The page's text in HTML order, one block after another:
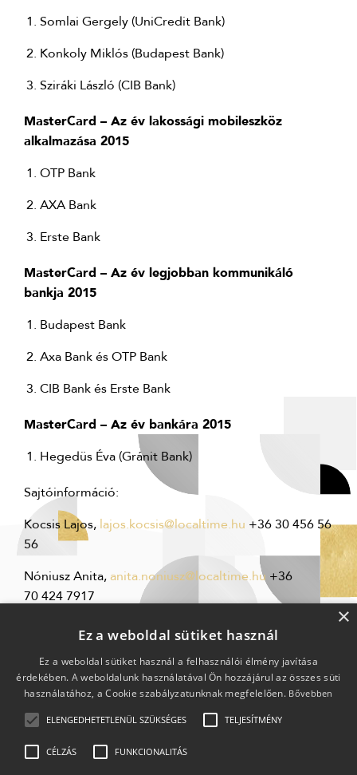
Somlai Gergely (UniCredit Bank)
Konkoly Miklós (Budapest Bank)
Sziráki László (CIB Bank)
MasterCard – Az év lakossági mobileszköz
alkalmazása 2015
OTP Bank
AXA Bank
Erste Bank
MasterCard – Az év legjobban kommunikáló
bankja 2015
Budapest Bank
Axa Bank és OTP Bank
CIB Bank és Erste Bank
MasterCard – Az év bankára 2015
Hegedüs Éva (Gránit Bank)
Sajtóinformáció:
Kocsis Lajos, lajos.kocsis@localtime.hu +36 30 456 56
56
Nóniusz Anita,anita.noniusz@localtime.hu +36
70 424 7917
×
Ez a weboldal sütiket használ
Ez a weboldal sütiket használ a felhasználói élmény javítása
érdekében. A weboldalunk használatával Ön hozzájárul az összes süti
használatához, a Cookie szabályzatunknak megfelelően. Bővebben
ELENGEDHETETLENÜL SZÜKSÉGES TELJESÍTMÉNY
CÉLZÁS FUNKCIONALITÁS